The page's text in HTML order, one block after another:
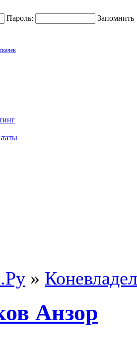
Пароль: Запомнить
»
Aнзоp